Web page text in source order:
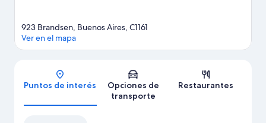
Mapa
923 Brandsen, Buenos Aires, C1161
Ver en el mapa
Puntos de interés
Opciones de
transporte
Restaurantes